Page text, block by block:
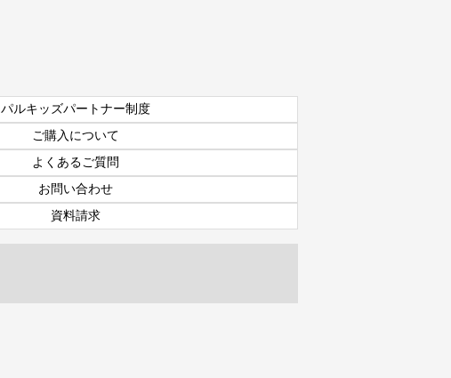
パルキッズパートナー制度
ご購入について
よくあるご質問
お問い合わせ
資料請求